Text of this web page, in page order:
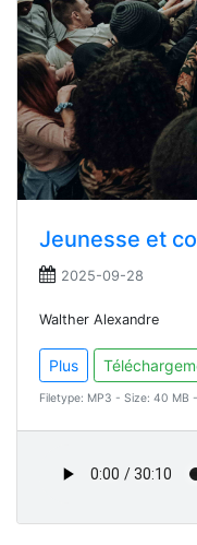
Jeunesse et
2025-09-28
Walther Alexandre
Plus
Filetype: MP3 - Size: 40 MB